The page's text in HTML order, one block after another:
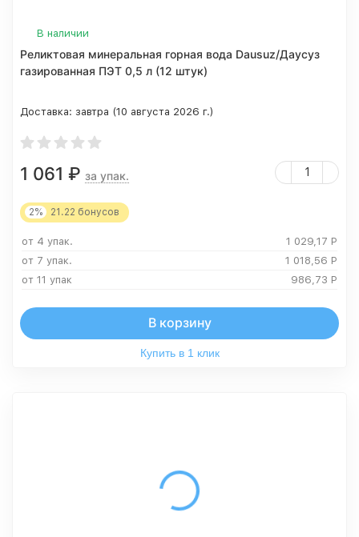
В наличии
Реликтовая минеральная горная вода Dausuz/Даусуз
газированная ПЭТ 0,5 л (12 штук)
Доставка: завтра (10 августа 2026 г.)
1 061 ₽ за упак.
2% 21.22 бонусов
от 4 упак. 1 029,17 Р
от 7 упак.
1 018,56 Р
от 11 упак
986,73 Р
В корзину
Купить в 1 клик